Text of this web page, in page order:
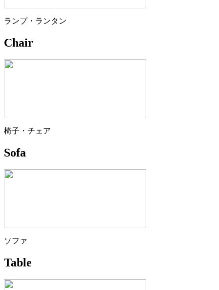
ランプ・ランタン
Chair
椅子・チェア
Sofa
ソファ
Table